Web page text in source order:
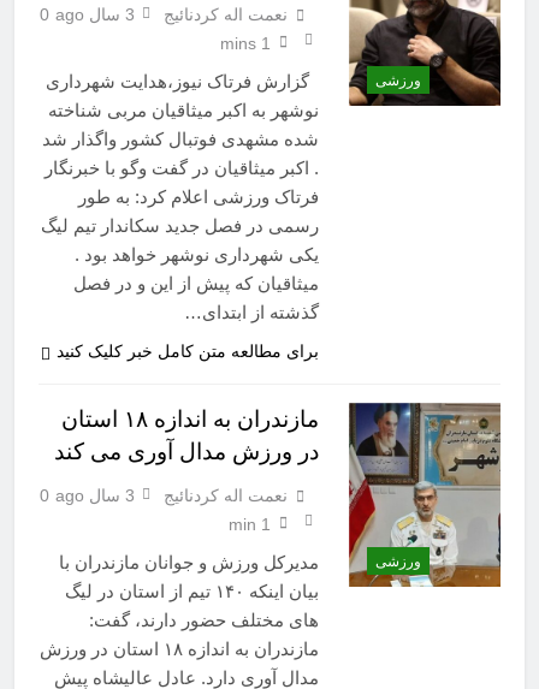
ورزشی
نعمت اله کردنائیج 3 سال ago
0
1 mins
گزارش فرتاک نیوز،هدایت شهرداری
نوشهر به اکبر میثاقیان مربی شناخته
شده مشهدی فوتبال کشور واگذار شد
. اکبر میثاقیان در گفت وگو با خبرنگار
فرتاک ورزشی اعلام کرد: به طور
رسمی در فصل جدید سکاندار تیم لیگ
یکی شهرداری نوشهر خواهد بود .
میثاقیان که پیش از این و در فصل
گذشته از ابتدای…
برای مطالعه متن کامل خبر کلیک کنید
ورزشی
مازندران به اندازه ۱۸ استان
در ورزش مدال آوری می کند
نعمت اله کردنائیج 3 سال ago
0
1 min
مدیرکل ورزش و جوانان مازندران با
بیان اینکه ۱۴۰ تیم از استان در لیگ
های مختلف حضور دارند، گفت:
مازندران به اندازه ۱۸ استان در ورزش
مدال آوری دارد. عادل عالیشاه پیش